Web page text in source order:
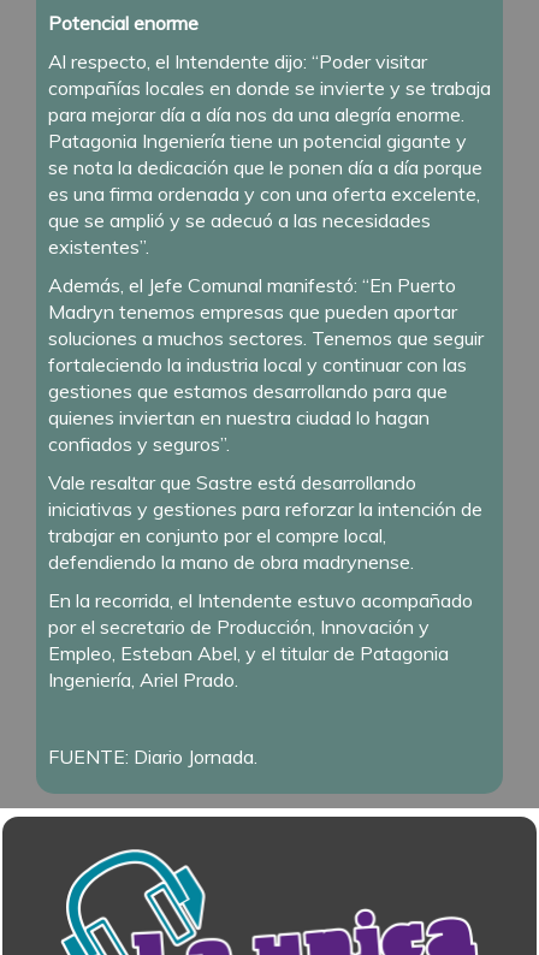
Potencial enorme
Al respecto, el Intendente dijo: “Poder visitar
compañías locales en donde se invierte y se trabaja
para mejorar día a día nos da una alegría enorme.
Patagonia Ingeniería tiene un potencial gigante y
se nota la dedicación que le ponen día a día porque
es una firma ordenada y con una oferta excelente,
que se amplió y se adecuó a las necesidades
existentes”.
Además, el Jefe Comunal manifestó: “En Puerto
Madryn tenemos empresas que pueden aportar
soluciones a muchos sectores. Tenemos que seguir
fortaleciendo la industria local y continuar con las
gestiones que estamos desarrollando para que
quienes inviertan en nuestra ciudad lo hagan
confiados y seguros”.
Vale resaltar que Sastre está desarrollando
iniciativas y gestiones para reforzar la intención de
trabajar en conjunto por el compre local,
defendiendo la mano de obra madrynense.
En la recorrida, el Intendente estuvo acompañado
por el secretario de Producción, Innovación y
Empleo, Esteban Abel, y el titular de Patagonia
Ingeniería, Ariel Prado.
FUENTE: Diario Jornada.